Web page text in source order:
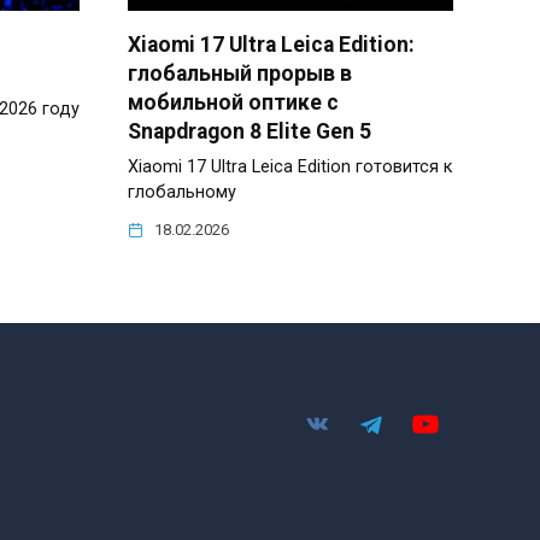
году
Xiaomi 17 Ultra Leica Edition:
глобальный прорыв в
мобильной оптике с
Snapdragon 8 Elite Gen 5
Xiaomi 17 Ultra Leica Edition готовится к
глобальному
18.02.2026